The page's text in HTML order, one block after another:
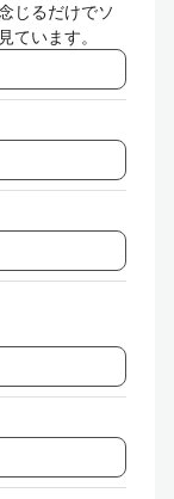
じるだけでソ
ています。